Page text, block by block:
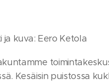
ja kuva: Eero Ketola
Kesäisin puistossa